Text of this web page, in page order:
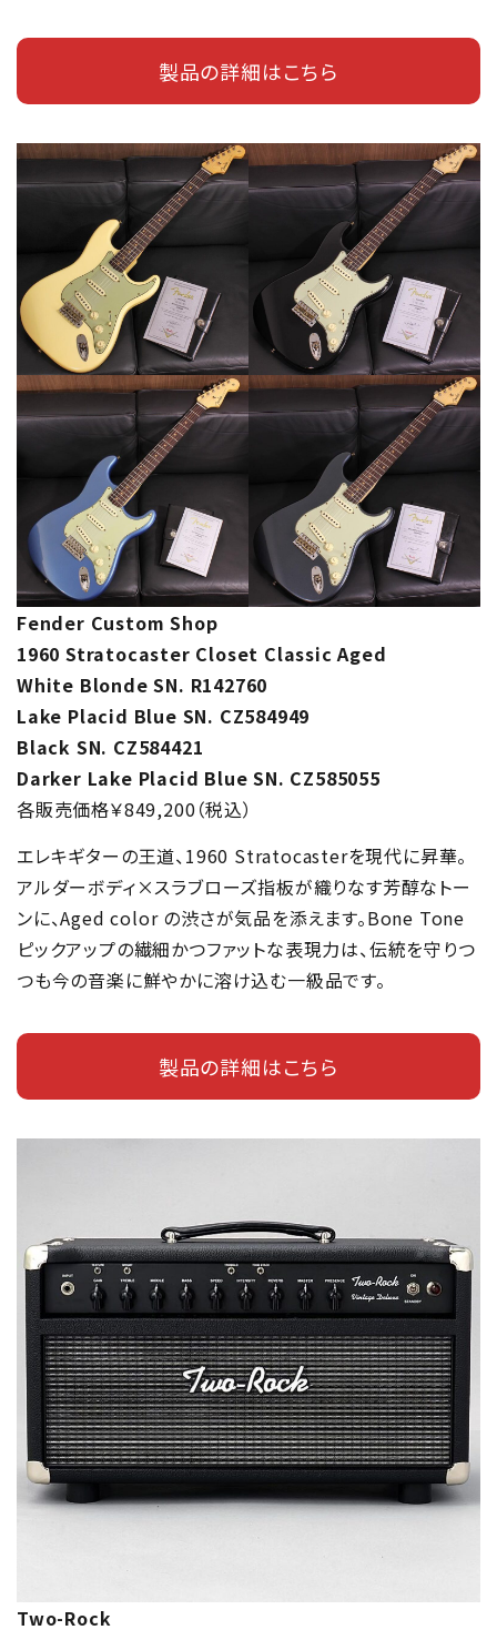
製品の詳細はこちら
Fender Custom Shop
1960 Stratocaster Closet Classic Aged
White Blonde SN. R142760
Lake Placid Blue SN. CZ584949
Black SN. CZ584421
Darker Lake Placid Blue SN. CZ585055
各販売価格￥849,200（税込）
エレキギターの王道、1960 Stratocasterを現代に昇華。
アルダーボディ×スラブローズ指板が織りなす芳醇なトー
ンに、Aged color の渋さが気品を添えます。Bone Tone
ピックアップの繊細かつファットな表現力は、伝統を守りつ
つも今の音楽に鮮やかに溶け込む一級品です。
製品の詳細はこちら
Two-Rock